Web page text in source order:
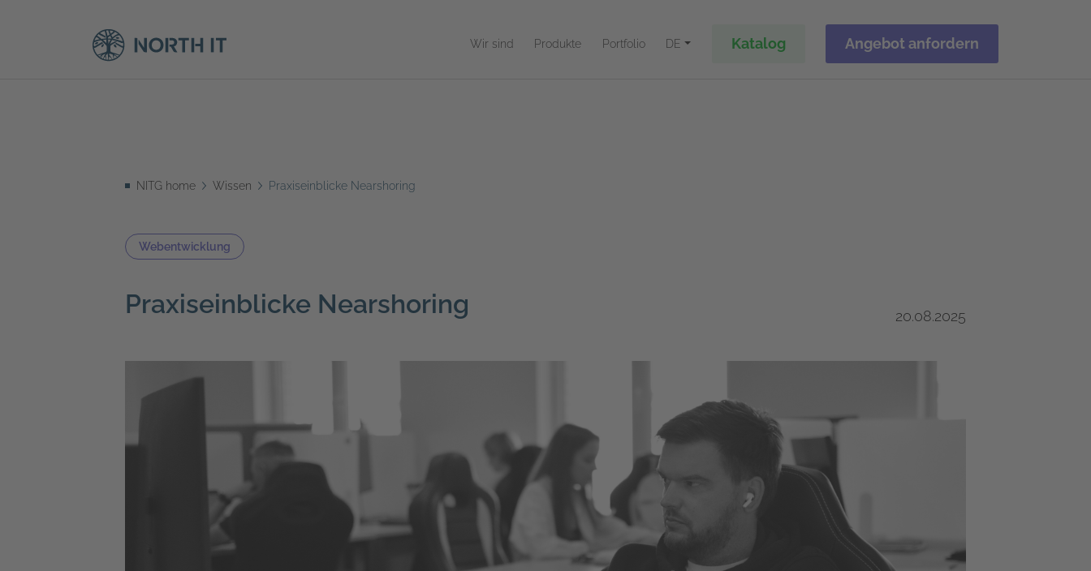
Wir sind Produkte Portfolio DE Katalog Angebot anfordern
NITG home Wissen Praxiseinblicke Nearshoring
Webentwicklung
Praxiseinblicke Nearshoring 20.08.2025